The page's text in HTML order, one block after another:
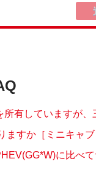
所有していますが
ますか［ミニキャブ
に比べ